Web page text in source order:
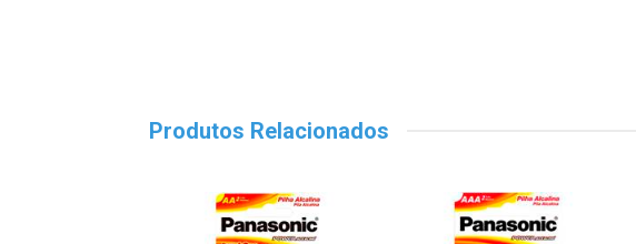
Produtos Relacionados